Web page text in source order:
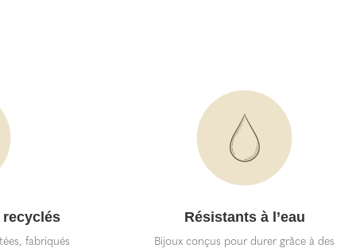
recyclés
fabriqués
Résistants à l’eau
Bijoux conçus pour durer grâce à des